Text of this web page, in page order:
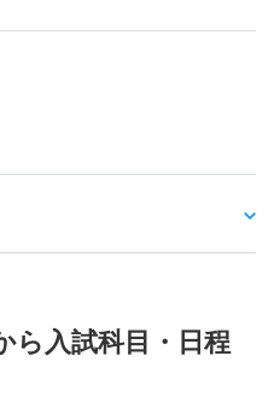
ら入試科目・日程